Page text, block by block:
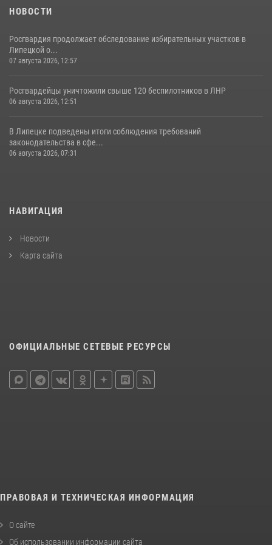
НОВОСТИ
Росгвардия продолжает обследование избирательных участков в
Липецкой о...
07 августа 2026, 12:57
Росгвардейцы уничтожили свыше 120 беспилотников в ЛНР
06 августа 2026, 12:51
В Липецке подведены итоги соблюдения требований
законодательства в сфе...
06 августа 2026, 07:31
НАВИГАЦИЯ
Новости
Карта сайта
ОФИЦИАЛЬНЫЕ СЕТЕВЫЕ РЕСУРСЫ
ПРАВОВАЯ И ТЕХНИЧЕСКАЯ ИНФОРМАЦИЯ
О сайте
Об использовании информации сайта